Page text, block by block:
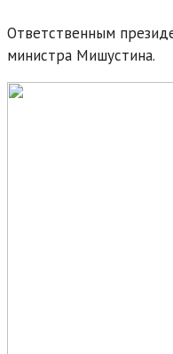
Ответственным
министра Мишустина.